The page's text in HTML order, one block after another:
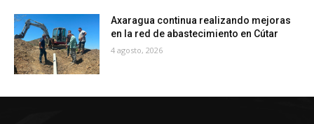
Axaragua continua realizando mejoras
en la red de abastecimiento en Cútar
4 agosto, 2026